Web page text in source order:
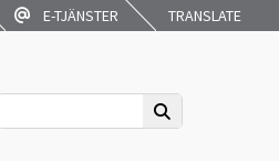
E-TJÄNSTER TRANSLATE